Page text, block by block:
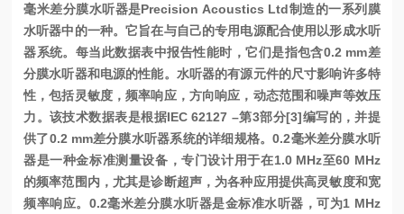
毫米差分膜水听器是Precision Acoustics Ltd制造的一系列膜
水听器中的一种。它旨在与自己的专用电源配合使用以形成水听
器系统。每当此数据表中报告性能时，它们是指包含0.2 mm差
分膜水听器和电源的性能。 水听器的有源元件的尺寸影响许多特
性，包括灵敏度，频率响应，方向响应，动态范围和噪声等效压
力。该技术数据表是根据IEC 62127 –第3部分[3]编写的，并提
供了0.2 mm差分膜水听器系统的详细规格。0.2毫米差分膜水听
器是一种金标准测量设备，专门设计用于在1.0 MHz至60 MHz
的频率范围内，尤其是诊断超声，为各种应用提供高灵敏度和宽
频率响应。 0.2毫米差分膜水听器是金标准水听器，可为1 MHz